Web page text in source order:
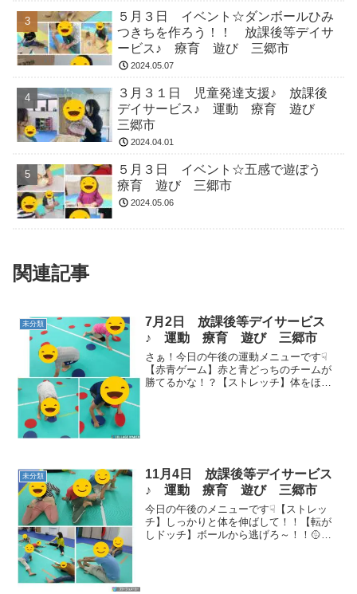
５月３日 イベント☆ダンボールひみ
つきちを作ろう！！ 放課後等デイサ
ービス♪ 療育 遊び 三郷市
2024.05.07
３月３１日 児童発達支援♪ 放課後
デイサービス♪ 運動 療育 遊び
三郷市
2024.04.01
５月３日 イベント☆五感で遊ぼう
療育 遊び 三郷市
2024.05.06
関連記事
未分類
7月2日 放課後等デイサービス
♪ 運動 療育 遊び 三郷市
さぁ！今日の午後の運動メニューです☟
【赤青ゲーム】赤と青どっちのチームが
勝てるかな！？【ストレッチ】体をほぐ
未分類
11月4日 放課後等デイサービス
♪ 運動 療育 遊び 三郷市
今日の午後のメニューです☟【ストレッ
チ】しっかりと体を伸ばして！！【転が
しドッチ】ボールから逃げろ～！！🥎